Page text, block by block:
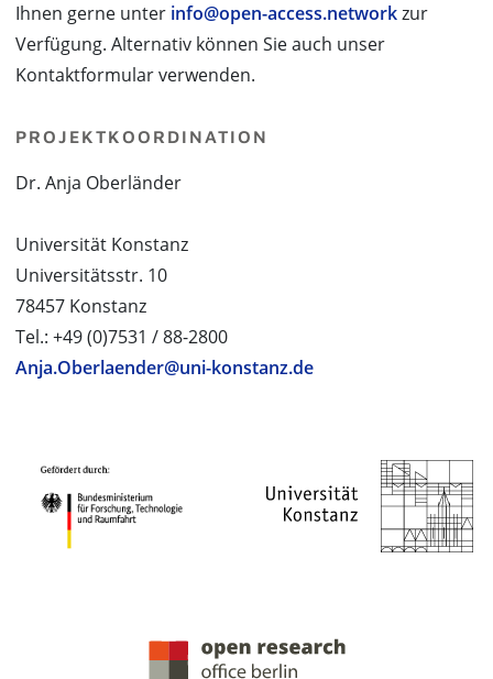
Ihnen gerne unter info@open-access.networkzur
Verfügung. Alternativ können Sie auch unser
Kontaktformular verwenden.
PROJEKTKOORDINATION
Dr. Anja Oberländer
Universität Konstanz
Universitätsstr. 10
78457 Konstanz
Tel.: +49 (0)7531 / 88-2800
Anja.Oberlaender@uni-konstanz.de